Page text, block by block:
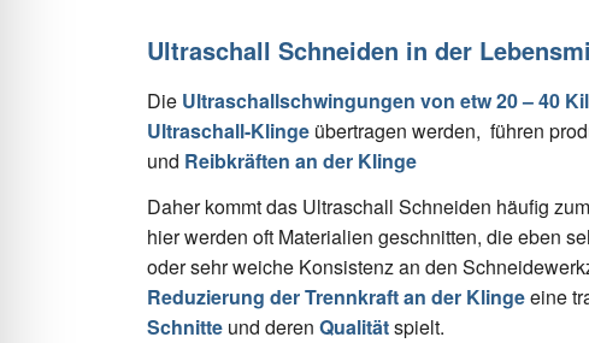
Ultraschall Schneiden in der
Die Ultraschallschwingungen von etw 20 – 40
Ultraschall-Klinge übertragen werden, führen
und Reibkräften an der Klinge
Daher kommt das Ultraschall Schneiden häufig
hier werden oft Materialien geschnitten, die eben
oder sehr weiche Konsistenz an den
Reduzierung der Trennkraft an der Klingeeine
Schnitte und deren Qualitätspielt.